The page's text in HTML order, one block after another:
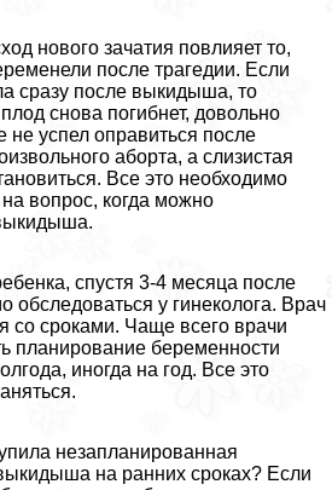
нового зачатия повлияет то,
после трагедии. Если
сразу после выкидыша, то
снова погибнет, довольно
успел оправиться после
aбopта, а слизистая
Все это необходимо
вопрос, когда можно
спустя 3-4 месяца после
у гинеколога. Врач
со сроками. Чаще всего врачи
планирование беременности
иногда на год. Все это
незапланированная
на ранних сроках? Если